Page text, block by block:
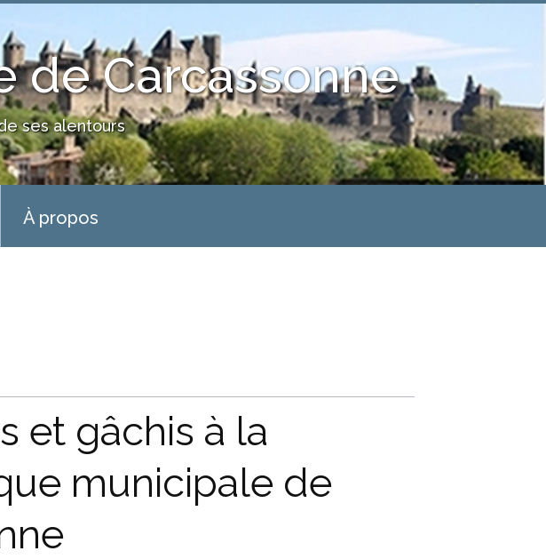
de Carcassonne
ses alentours
À propos
et gâchis à la
municipale de